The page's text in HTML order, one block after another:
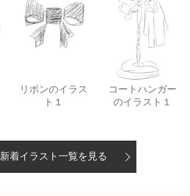
リボンのイラス
ト１
コートハンガー
のイラスト１
新着イラスト一覧を見る